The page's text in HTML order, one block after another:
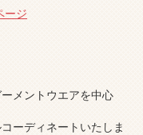
ージ
メントウエアを中心
ーディネートいたしま